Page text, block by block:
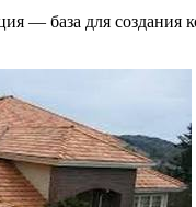
— база для